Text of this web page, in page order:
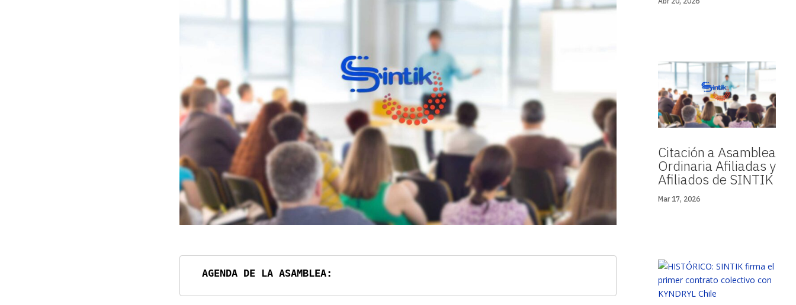
  AGENDA DE LA ASAMBLEA:
Citación a Asamblea
Ordinaria Afiliadas y
Afiliados de SINTIK
Mar 17, 2026